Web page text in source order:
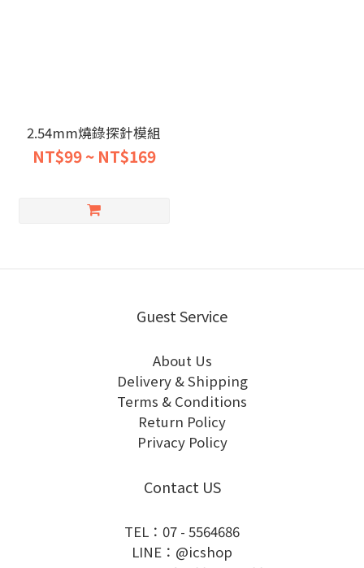
2.54mm燒錄探針模組
NT$99 ~ NT$169
Guest Service
About Us
Delivery & Shipping
Terms & Conditions
Return Policy
Privacy Policy
Contact US
TEL：07 - 5564686
LINE：@icshop